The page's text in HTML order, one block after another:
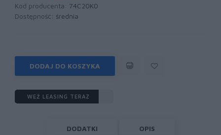
Kod producenta: 74C20K0
Dostępność: średnia
DODAJ DO KOSZYKA
WEŹ LEASING TERAZ
DODATKI OPIS